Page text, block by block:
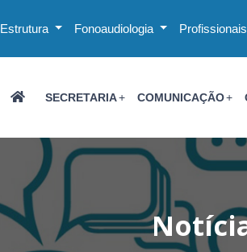
Estrutura Fonoaudiologia Profissionais
SECRETARIA COMUNICAÇÃO